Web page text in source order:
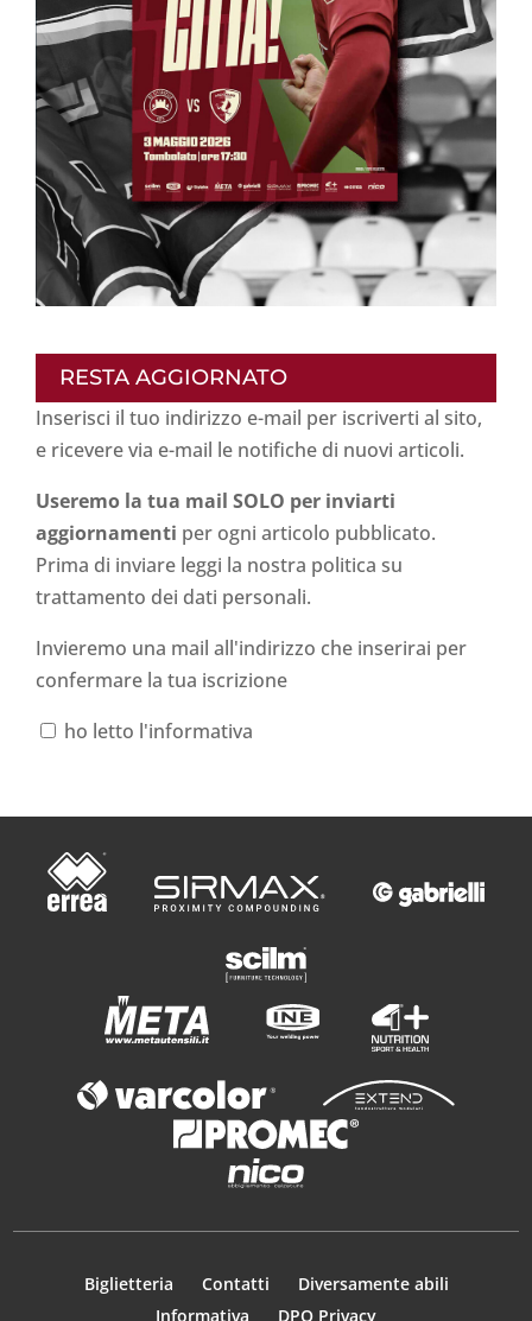
RESTA AGGIORNATO
Inserisci il tuo indirizzo e-mail per iscriverti al sito,
e ricevere via e-mail le notifiche di nuovi articoli.
Useremo la tua mail SOLO per inviarti
aggiornamenti per ogni articolo pubblicato.
Prima di inviare leggi la nostra politica su
trattamento dei dati personali.
Invieremo una mail all'indirizzo che inserirai per
confermare la tua iscrizione
ho letto l'informativa
Biglietteria Contatti
Diversamente abili
Informativa
DPO Privacy